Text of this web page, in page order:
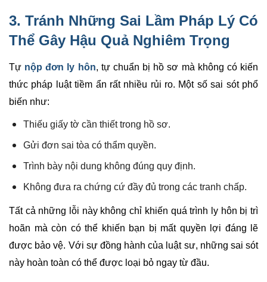
3. Tránh Những Sai Lầm Pháp Lý Có
Thể Gây Hậu Quả Nghiêm Trọng
Tự nộp đơn ly hôn, tự chuẩn bị hồ sơ mà không có kiến
thức pháp luật tiềm ẩn rất nhiều rủi ro. Một số sai sót phổ
biến như:
Thiếu giấy tờ cần thiết trong hồ sơ.
Gửi đơn sai tòa có thẩm quyền.
Trình bày nội dung không đúng quy định.
Không đưa ra chứng cứ đầy đủ trong các tranh chấp.
Tất cả những lỗi này không chỉ khiến quá trình ly hôn bị trì
hoãn mà còn có thể khiến bạn bị mất quyền lợi đáng lẽ
được bảo vệ. Với sự đồng hành của luật sư, những sai sót
này hoàn toàn có thể được loại bỏ ngay từ đầu.